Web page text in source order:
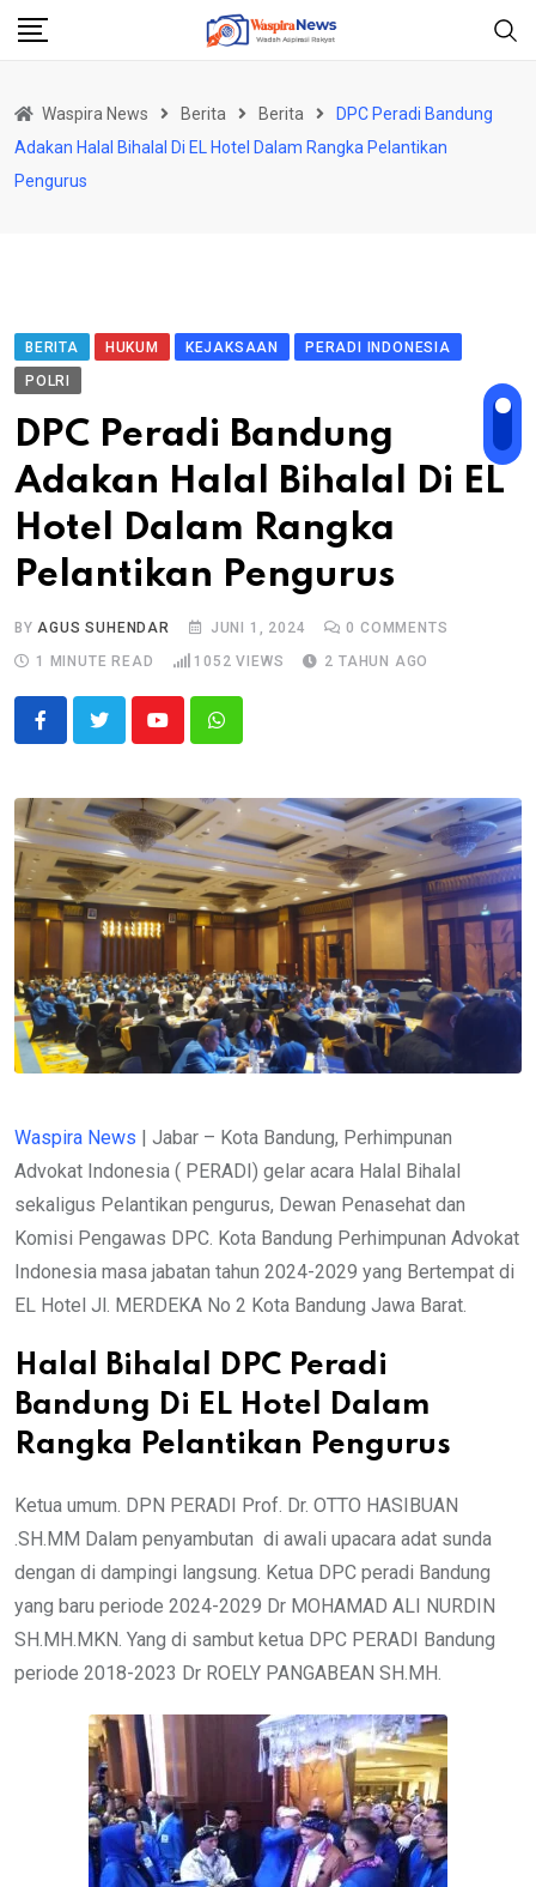
Skip
Waspira News Berita Berita
DPC Peradi Bandung
Adakan Halal Bihalal Di EL Hotel Dalam Rangka Pelantikan
Pengurus
BERITA HUKUM KEJAKSAAN
PERADI INDONESIA
POLRI
DPC Peradi Bandung
Adakan Halal Bihalal Di EL
Hotel Dalam Rangka
Pelantikan Pengurus
BYAGUS SUHENDAR JUNI 1, 2024 0 COMMENTS
1 MINUTE READ
1052 VIEWS 2 TAHUN AGO
YoutubeWhatsapp
Waspira News | Jabar – Kota Bandung, Perhimpunan
Advokat Indonesia ( PERADI) gelar acara Halal Bihalal
sekaligus Pelantikan pengurus, Dewan Penasehat dan
Komisi Pengawas DPC. Kota Bandung Perhimpunan Advokat
Indonesia masa jabatan tahun 2024-2029 yang Bertempat di
EL Hotel Jl. MERDEKA No 2 Kota Bandung Jawa Barat.
Halal Bihalal DPC Peradi
Bandung Di EL Hotel Dalam
Rangka Pelantikan Pengurus
Ketua umum. DPN PERADI Prof. Dr. OTTO HASIBUAN
.SH.MM Dalam penyambutan di awali upacara adat sunda
dengan di dampingi langsung. Ketua DPC peradi Bandung
yang baru periode 2024-2029 Dr MOHAMAD ALI NURDIN
SH.MH.MKN. Yang di sambut ketua DPC PERADI Bandung
periode 2018-2023 Dr ROELY PANGABEAN SH.MH.